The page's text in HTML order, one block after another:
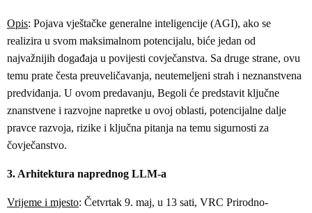
Opis: Pojava vještačke generalne inteligencije (AGI), ako se
realizira u svom maksimalnom potencijalu, biće jedan od
najvažnijih događaja u povijesti covječanstva. Sa druge strane, ovu
temu prate česta preuveličavanja, neutemeljeni strah i neznanstvena
predviđanja. U ovom predavanju, Begoli će predstavit ključne
znanstvene i razvojne napretke u ovoj oblasti, potencijalne dalje
pravce razvoja, rizike i ključna pitanja na temu sigurnosti za
čovječanstvo.
3. Arhitektura naprednog LLM-a
Vrijeme i mjesto: Četvrtak 9. maj, u 13 sati, VRC Prirodno-